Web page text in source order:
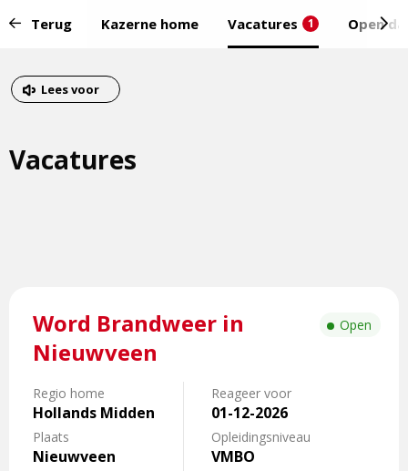
van
menu:
Terug Kazerne home Vacatures 1 Open
van
het
Dit
externe
Lees voor
Vacatures
Word Brandweer in
Nieuwveen
Regio home
Hollands Midden
Plaats
Nieuwveen
Reageer voor
01-12-2026
Opleidingsniveau
VMBO
Open
meer
over
Word
Brandweer
Nieuwveen